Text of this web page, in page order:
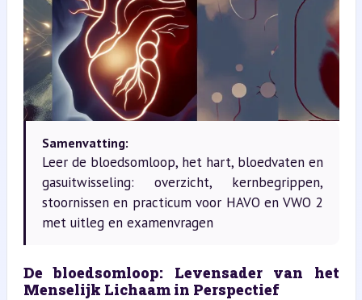
Samenvatting:
Leer de bloedsomloop, het hart, bloedvaten en
gasuitwisseling: overzicht, kernbegrippen,
stoornissen en practicum voor HAVO en VWO 2
met uitleg en examenvragen
De bloedsomloop: Levensader van het
Menselijk Lichaam in Perspectief